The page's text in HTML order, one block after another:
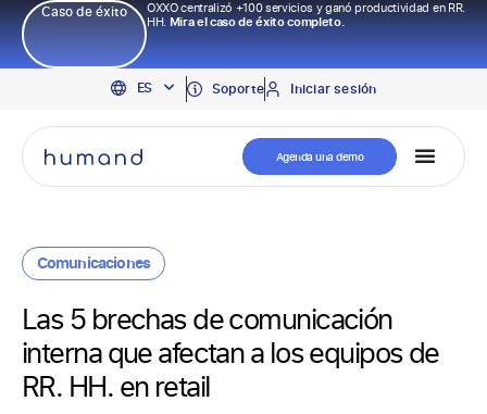
Caso de éxito
OXXO centralizó +100 servicios y ganó productividad en RR.
HH.Mira el caso de éxito completo.
ES
EN
PT
Soporte Iniciar sesión
Agenda una demo
Comunicaciones
Las 5 brechas de comunicación
interna que afectan a los equipos de
RR. HH. en retail